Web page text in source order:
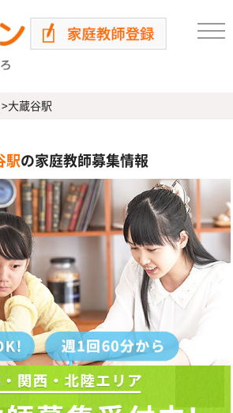
>大蔵谷駅
駅の家庭教師募集情報